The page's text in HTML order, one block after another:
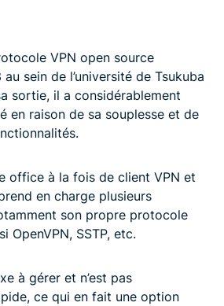
VPN open source
sein de l’université de Tsukuba
sortie, il a considérablement
en raison de sa souplesse et de
office à la fois de client VPN et
en charge plusieurs
son propre protocole
OpenVPN, SSTP, etc.
à gérer et n’est pas
ce qui en fait une option